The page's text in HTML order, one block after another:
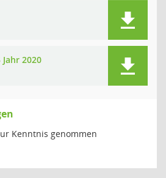
2020
Kenntnis genommen